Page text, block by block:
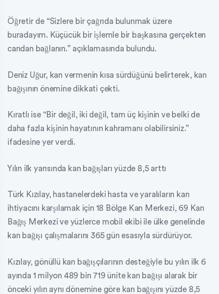
Öğretir de “Sizlere bir çağrıda bulunmak üzere
buradayım. Küçücük bir işlemle bir başkasına gerçekten
candan bağlanın.” açıklamasında bulundu.
Deniz Uğur, kan vermenin kısa sürdüğünü belirterek, kan
bağışının önemine dikkati çekti.
Kıratlı ise “Bir değil, iki değil, tam üç kişinin ve belki de
daha fazla kişinin hayatının kahramanı olabilirsiniz.”
ifadesine yer verdi.
Yılın ilk yarısında kan bağışları yüzde 8,5 arttı
Türk Kızılay, hastanelerdeki hasta ve yaralıların kan
ihtiyacını karşılamak için 18 Bölge Kan Merkezi, 69 Kan
Bağış Merkezi ve yüzlerce mobil ekibi ile ülke genelinde
kan bağışı çalışmalarını 365 gün esasıyla sürdürüyor.
Kızılay, gönüllü kan bağışçılarının desteğiyle bu yılın ilk 6
ayında 1 milyon 489 bin 719 ünite kan bağışı alarak bir
önceki yılın aynı dönemine göre kan bağışını yüzde 8,5